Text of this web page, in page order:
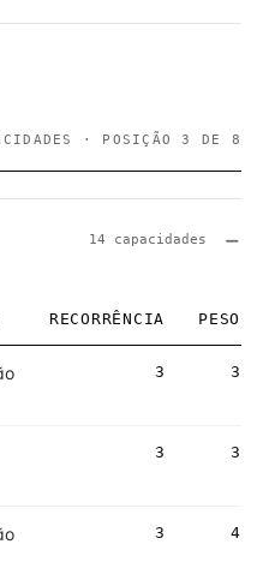
· POSIÇÃO 3 DE 8
14 capacidades
RECORRÊNCIA PESO
3 3
3 3
3 4